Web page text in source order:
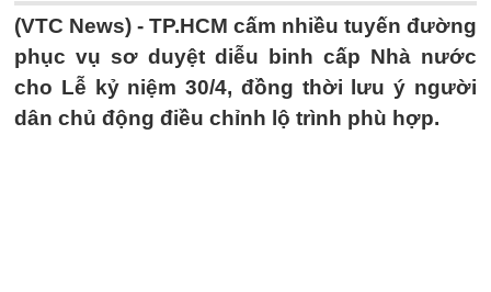
(VTC News) - TP.HCM cấm nhiều tuyến đường
phục vụ sơ duyệt diễu binh cấp Nhà nước
cho Lễ kỷ niệm 30/4, đồng thời lưu ý người
dân chủ động điều chỉnh lộ trình phù hợp.